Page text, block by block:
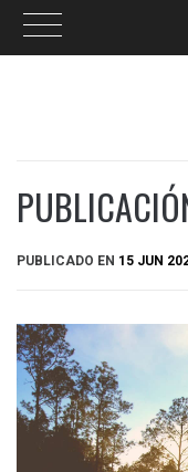
PUBLICADO EN 15 JUN